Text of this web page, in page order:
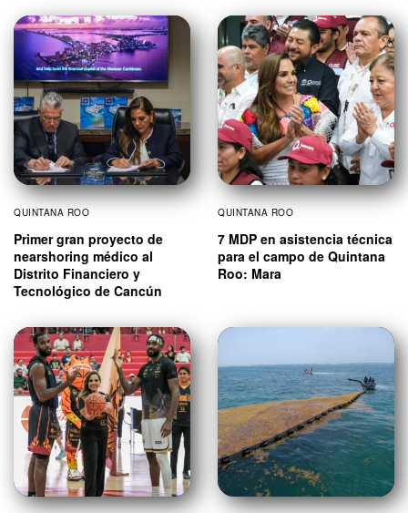
QUINTANA ROO
Primer gran proyecto de
nearshoring médico al
Distrito Financiero y
Tecnológico de Cancún
QUINTANA ROO
7 MDP en asistencia técnica
para el campo de Quintana
Roo: Mara